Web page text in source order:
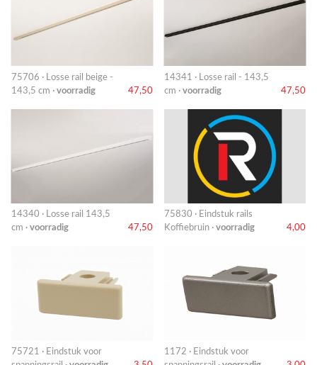
75706 · Losse rail beige -
143,5 cm · voorradig 47,50
14341 · Losse rail - 143,5
cm · voorradig 47,50
14340 · Losse rail 143,5
cm · voorradig 47,50
75830 · Eindstuk rails
Koffiebruin · voorradig 4,00
75721 · Eindstuk voor
1172 · Eindstuk voor